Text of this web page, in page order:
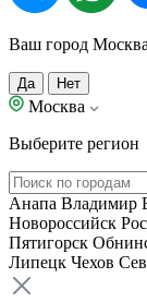
Ваш город
Да Нет
Москва
Выберите регион
Анапа Владимир
Новороссийск
Пятигорск
Липецк Чехов